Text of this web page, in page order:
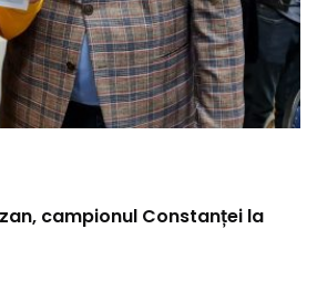
campionul Constanței la